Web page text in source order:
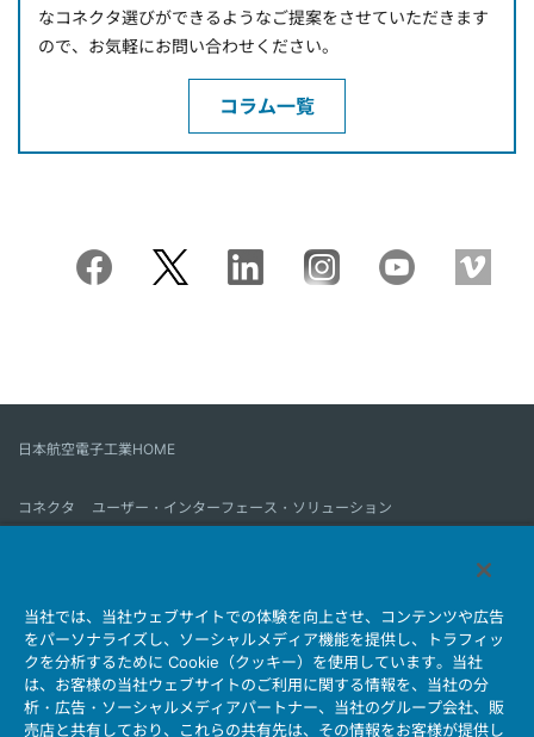
なコネクタ選びができるようなご提案をさせていただきます
ので、お気軽にお問い合わせください。
コラム一覧
日本航空電子工業HOME
コネクタ
ユーザー・インターフェース・ソリューション
会社情報 サステナビリティ IR情報 採用情報
会社情報新着一覧
製品情報新着一覧
サイトマップ お問い合わせ
当社では、当社ウェブサイトでの体験を向上させ、コンテンツや広告
をパーソナライズし、ソーシャルメディア機能を提供し、トラフィッ
クを分析するために Cookie（クッキー）を使用しています。当社
は、お客様の当社ウェブサイトのご利用に関する情報を、当社の分
析・広告・ソーシャルメディアパートナー、当社のグループ会社、販
売店と共有しており、これらの共有先は、その情報をお客様が提供し